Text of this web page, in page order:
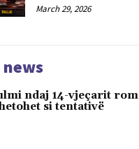
March 29, 2026
ndaj 14-vjeçarit rom
si tentativë